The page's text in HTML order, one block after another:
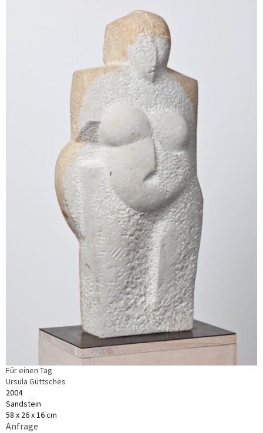
Für einen Tag
Ursula Güttsches
2004
Sandstein
58 x 26 x 16 cm
Anfrage